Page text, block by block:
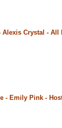
Alexis Crystal - All
- Emily Pink -